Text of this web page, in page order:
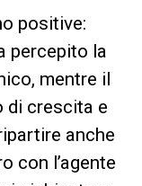
positive:
percepito la
mentre il
di crescita e
anche
con l’agente